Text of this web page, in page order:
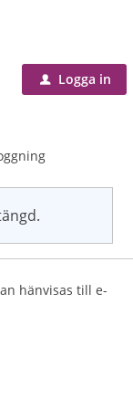
u Logga in
hänvisas till e-